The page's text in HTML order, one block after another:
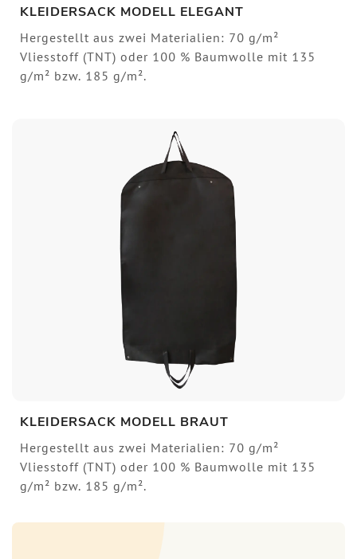
KLEIDERSACK MODELL ELEGANT
Hergestellt aus zwei Materialien: 70 g/m²
Vliesstoff (TNT) oder 100 % Baumwolle mit 135
g/m² bzw. 185 g/m².
KLEIDERSACK MODELL BRAUT
Hergestellt aus zwei Materialien: 70 g/m²
Vliesstoff (TNT) oder 100 % Baumwolle mit 135
g/m² bzw. 185 g/m².